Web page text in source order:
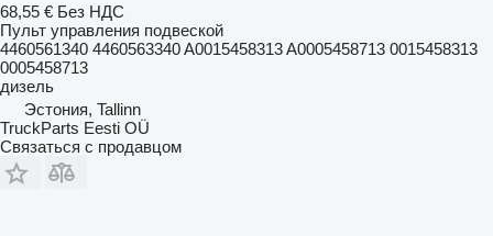
68,55 € Без НДС
Пульт управления подвеской
4460561340 4460563340 A0015458313 A0005458713 0015458313
0005458713
дизель
Эстония, Tallinn
TruckParts Eesti OÜ
Связаться с продавцом